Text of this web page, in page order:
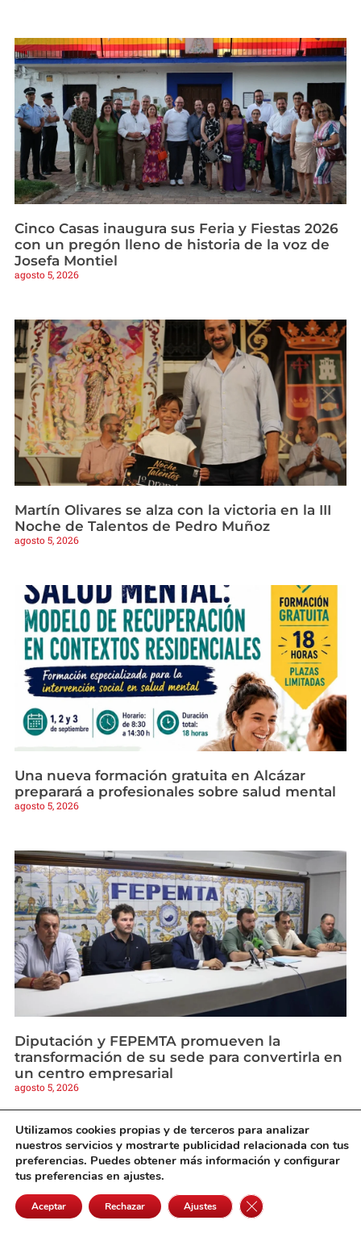
Cinco Casas inaugura sus Feria y Fiestas 2026
con un pregón lleno de historia de la voz de
Josefa Montiel
agosto 5, 2026
Martín Olivares se alza con la victoria en la III
Noche de Talentos de Pedro Muñoz
agosto 5, 2026
Una nueva formación gratuita en Alcázar
preparará a profesionales sobre salud mental
agosto 5, 2026
Diputación y FEPEMTA promueven la
transformación de su sede para convertirla en
un centro empresarial
agosto 5, 2026
Utilizamos cookies propias y de terceros para analizar
nuestros servicios y mostrarte publicidad relacionada con tus
preferencias. Puedes obtener más información y configurar
tus preferencias en ajustes.
Aceptar Rechazar Ajustes Cerrar el banner de